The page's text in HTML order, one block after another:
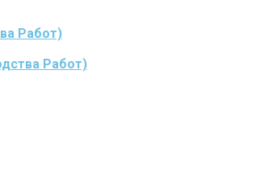
Работ)
Работ)